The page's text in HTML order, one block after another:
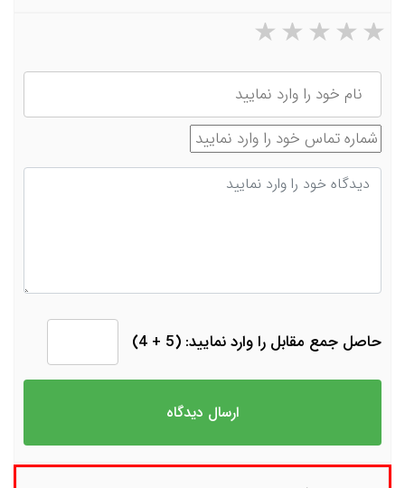
۵ ستاره از ۵ ۴ ستاره از ۵ ۳ ستاره از ۵ ۲ ستاره از ۵
نام
شماره تماس
دیدگاه
حاصل جمع مقابل را وارد نمایید: (5 + 4)